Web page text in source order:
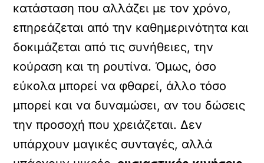
κατάσταση που αλλάζει με τον χρόνο,
επηρεάζεται από την καθημερινότητα και
δοκιμάζεται από τις συνήθειες, την
κούραση και τη ρουτίνα. Όμως, όσο
εύκολα μπορεί να φθαρεί, άλλο τόσο
μπορεί και να δυναμώσει, αν του δώσεις
την προσοχή που χρειάζεται. Δεν
υπάρχουν μαγικές συνταγές, αλλά